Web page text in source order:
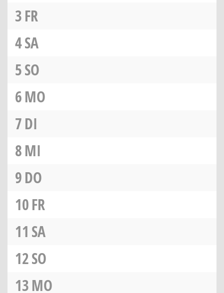
3FR
4SA
5SO
6MO
7DI
8MI
9DO
10FR
11 SA
12SO
13MO